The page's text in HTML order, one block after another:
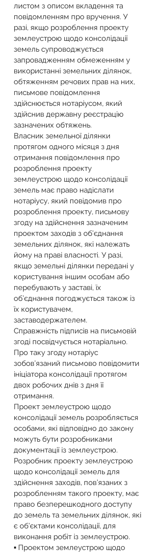
листом з описом вкладення та
повідомленням про вручення. У
разі, якщо розроблення проекту
землеустрою щодо консолідації
земель супроводжується
запровадженням обмеженням у
використанні земельних ділянок,
обтяженням речових прав на них,
письмове повідомлення
здійснюється нотаріусом, який
здійснив державну реєстрацію
зазначених обтяжень.
Власник земельної ділянки
протягом одного місяця з дня
отримання повідомлення про
розроблення проекту
землеустрою щодо консолідації
земель має право надіслати
нотаріусу, який повідомив про
розроблення проекту, письмову
згоду на здійснення зазначеним
проектом заходів з об’єднання
земельних ділянок, які належать
йому на праві власності. У разі,
якщо земельні ділянки передані у
користування іншим особам або
перебувають у заставі, їх
об’єднання погоджується також із
їх користувачем,
заставодержателем.
Справжність підписів на письмовій
згоді посвідчується нотаріально.
Про таку згоду нотаріус
зобов’язаний письмово повідомити
ініціатора консолідації протягом
двох робочих днів з дня її
отримання.
Проект землеустрою щодо
консолідації земель розробляється
особами, які відповідно до закону
можуть бути розробниками
документації із землеустрою.
Розробник проекту землеустрою
щодо консолідації земель для
здійснення заходів, пов’язаних з
розробленням такого проекту, має
право безперешкодного доступу
до земель та земельних ділянок, які
є об’єктами консолідації, для
виконання робіт із землеустрою.
▪️ Проектом землеустрою щодо